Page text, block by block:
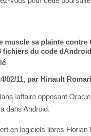
muscle sa plainte contre
fichiers du code
02/11, par Hinault
laffaire opposant
dans Android.
en logiciels libres